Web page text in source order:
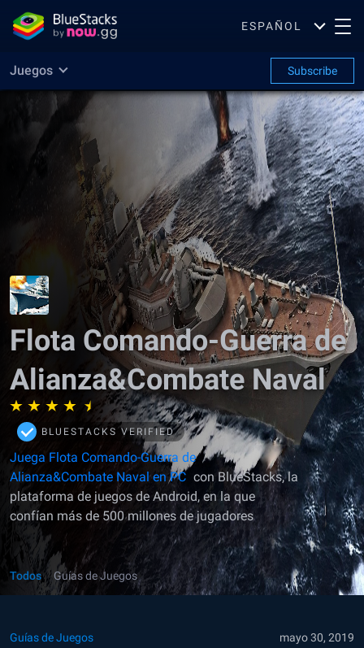
ESPAÑOL
Juegos Subscribe
Flota Comando-Guerra de
Alianza&Combate Naval
BLUESTACKS VERIFIED
Juega Flota Comando-Guerra de
Alianza&Combate Naval en PC con BlueStacks, la
plataforma de juegos de Android, en la que
confían más de 500 millones de jugadores
Todos Guías de Juegos
Guías de Juegos mayo 30, 2019